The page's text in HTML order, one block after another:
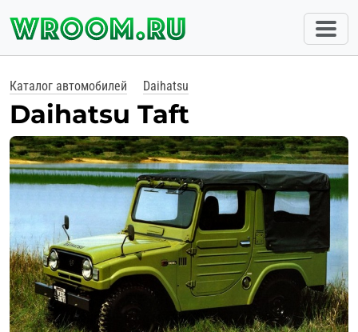
Каталог автомобилей Daihatsu
Daihatsu Taft